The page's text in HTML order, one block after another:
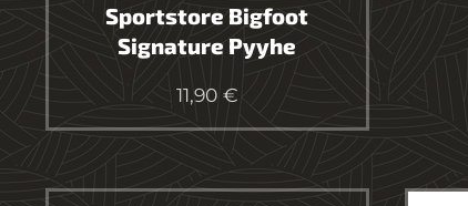
Sportstore Bigfoot
Signature Pyyhe
11,90€